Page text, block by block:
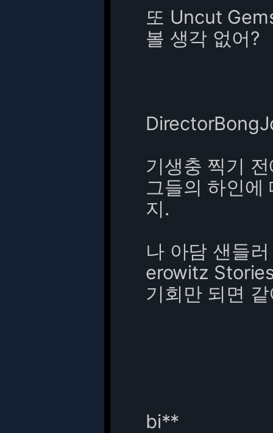
또 Uncut
볼 생각 없어?
기생충 찍기
그들의 하인에
지.
나 아담 샌들
erowitz
기회만 되면
bi**